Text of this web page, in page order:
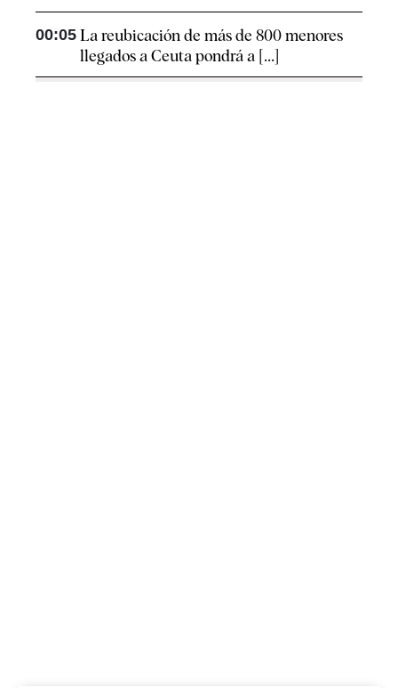
00:05 La reubicación de más de 800 menores
llegados a Ceuta pondrá a [...]